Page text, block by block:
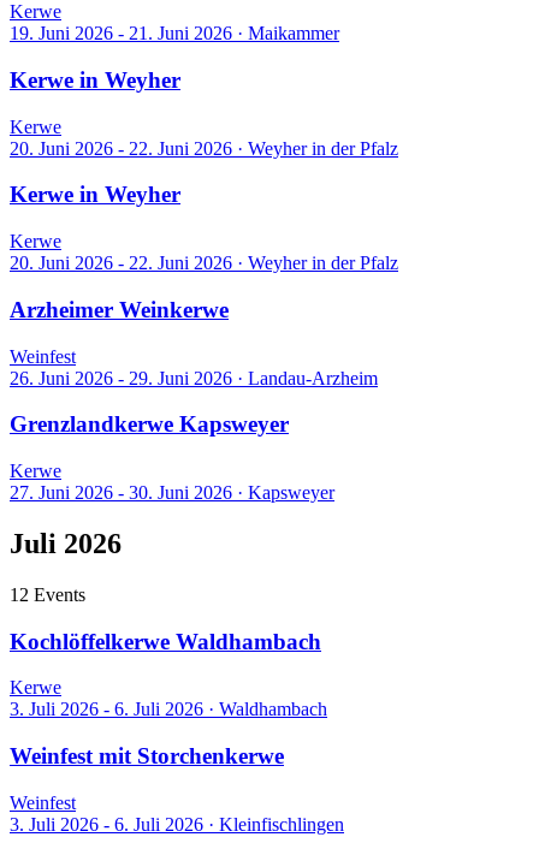
Kerwe
19. Juni 2026 - 21. Juni 2026 · Maikammer
Kerwe in Weyher
Kerwe
20. Juni 2026 - 22. Juni 2026 · Weyher in der Pfalz
Kerwe in Weyher
Kerwe
20. Juni 2026 - 22. Juni 2026 · Weyher in der Pfalz
Arzheimer Weinkerwe
Weinfest
26. Juni 2026 - 29. Juni 2026 · Landau-Arzheim
Grenzlandkerwe Kapsweyer
Kerwe
27. Juni 2026 - 30. Juni 2026 · Kapsweyer
Juli 2026
12 Events
Kochlöffelkerwe Waldhambach
Kerwe
3. Juli 2026 - 6. Juli 2026 · Waldhambach
Weinfest mit Storchenkerwe
Weinfest
3. Juli 2026 - 6. Juli 2026 · Kleinfischlingen